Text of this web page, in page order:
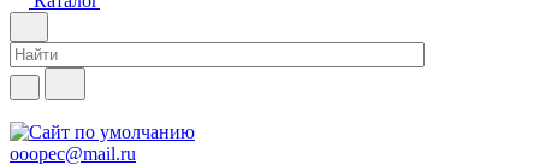
ooopec@mail.ru